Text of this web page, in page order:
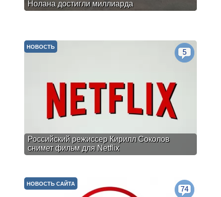
Нолана достигли миллиарда
Российский режиссер Кирилл Соколов
снимет фильм для Netflix
НОВОСТЬ
5
НОВОСТЬ САЙТА
74